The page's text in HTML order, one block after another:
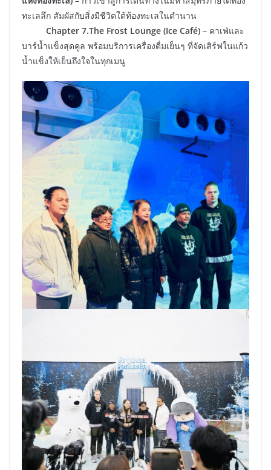
ทะเลลึก สัมผัสกับสิ่งมีชีวิตใต้ท้องทะเลในตำนาน
​Chapter 7.The Frost Lounge (Ice Café) – คาเฟ่และ
บาร์น้ำแข็งสุดคูล พร้อมบริการเครื่องดื่มเย็นๆ ที่จัดเสิร์ฟในแก้ว
น้ำแข็งให้เย็นถึงใจในทุกเมนู